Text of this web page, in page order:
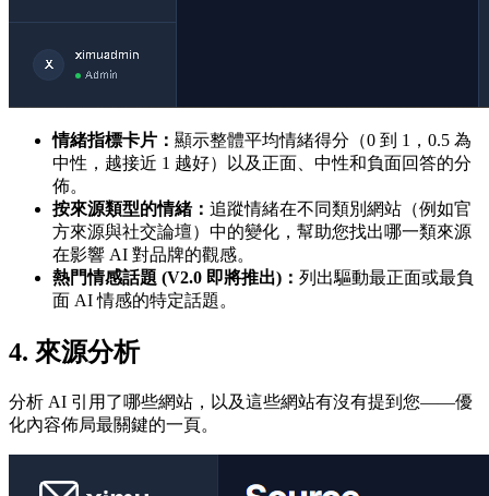
情緒指標卡片： 顯示整體平均情緒得分（0 到 1，0.5 為
中性，越接近 1 越好）以及正面、中性和負面回答的分
佈。
按來源類型的情緒： 追蹤情緒在不同類別網站（例如官
方來源與社交論壇）中的變化，幫助您找出哪一類來源
在影響 AI 對品牌的觀感。
熱門情感話題 (V2.0 即將推出)： 列出驅動最正面或最負
面 AI 情感的特定話題。
4. 來源分析
分析 AI 引用了哪些網站，以及這些網站有沒有提到您——優
化內容佈局最關鍵的一頁。